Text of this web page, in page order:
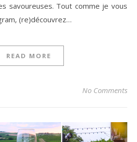
savoureuses. Tout comme je vous
(re)découvrez…
READ MORE
No Comments